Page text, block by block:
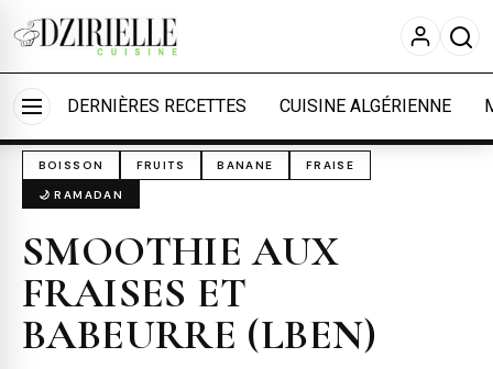
Nous utilisons des cookies pour améliorer votre
expérience et mesurer l'audience.
En savoir plus
Accepter tout
Personnaliser
DERNIÈRES RECETTES CUISINE ALGÉRIENNE
Accueil Cuisine
BOISSON FRUITS BANANE FRAISE
🌙 RAMADAN
SMOOTHIE AUX
FRAISES ET
BABEURRE (LBEN)